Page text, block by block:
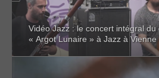
Vidéo Jazz : le concert intégral du
« Argot Lunaire » à Jazz à Vienne